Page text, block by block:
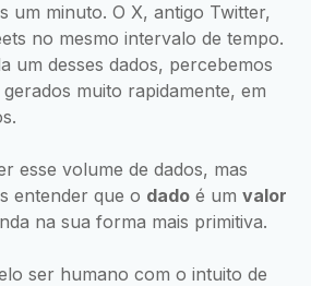
um minuto. O X, antigo Twitter,
no mesmo intervalo de tempo.
um desses dados, percebemos
muito rapidamente, em
esse volume de dados, mas
entender que o dado é um valor
na sua forma mais primitiva.
ser humano com o intuito de